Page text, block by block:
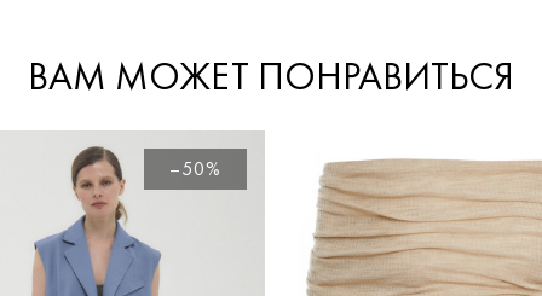
ВАМ МОЖЕТ ПОНРАВИТЬСЯ
–50%